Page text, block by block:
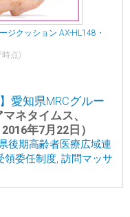
ジクッション AX-HL148・
点)
愛知県MRCグルー
マネタイムス、
年7月22日）
後期高齢者医療広域連
領委任制度, 訪問マッサ